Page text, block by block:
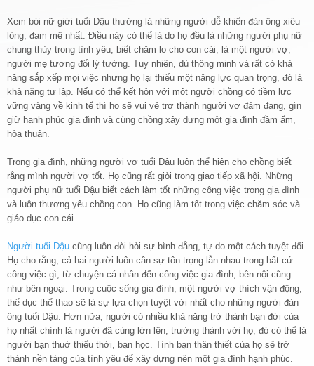
Xem bói nữ giới tuổi Dậu thường là những người dễ khiến đàn ông xiêu
lòng, đam mê nhất. Điều này có thể là do họ đều là những người phụ nữ
chung thủy trong tình yêu, biết chăm lo cho con cái, là một người vợ,
người mẹ tương đối lý tưởng. Tuy nhiên, dù thông minh và rất có khả
năng sắp xếp mọi việc nhưng họ lại thiếu một năng lực quan trọng, đó là
khả năng tự lập. Nếu có thể kết hôn với một người chồng có tiềm lực
vững vàng về kinh tế thì họ sẽ vui vẻ trợ thành người vợ đảm đang, gìn
giữ hạnh phúc gia đình và cùng chồng xây dựng một gia đình đầm ấm,
hòa thuận.
Trong gia đình, những người vợ tuổi Dậu luôn thể hiện cho chồng biết
rằng mình người vợ tốt. Họ cũng rất giỏi trong giao tiếp xã hội. Những
người phụ nữ tuổi Dậu biết cách làm tốt những công việc trong gia đình
và luôn thương yêu chồng con. Họ cũng làm tốt trong việc chăm sóc và
giáo dục con cái.
Người tuổi Dậu cũng luôn đòi hỏi sự bình đẳng, tự do một cách tuyệt đối.
Họ cho rằng, cả hai người luôn cần sự tôn trọng lẫn nhau trong bất cứ
công việc gì, từ chuyện cá nhân đến công việc gia đình, bên nội cũng
như bên ngoại. Trong cuộc sống gia đình, một người vợ thích vận động,
thể dục thể thao sẽ là sự lựa chọn tuyệt vời nhất cho những người đàn
ông tuổi Dậu. Hơn nữa, người có nhiều khả năng trở thành bạn đời của
họ nhất chính là người đã cùng lớn lên, trưởng thành với họ, đó có thể là
người bạn thuở thiếu thời, bạn học. Tình bạn thân thiết của họ sẽ trở
thành nền tảng của tình yêu để xây dựng nên một gia đình hạnh phúc.